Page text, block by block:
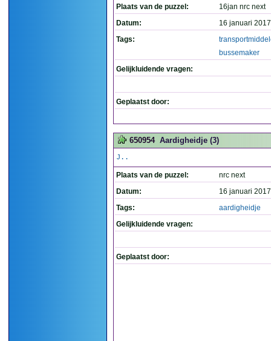
Plaats van de puzzel:
16jan nrc next
Datum:
16 januari
Tags:
bussemaker
Gelijkluidende vragen:
Geplaatst door:
650954 Aardigheidje (3)
J..
Plaats van de puzzel:
nrc next
Datum:
16 januari
Tags:
aardigheidje
Gelijkluidende vragen:
Geplaatst door: